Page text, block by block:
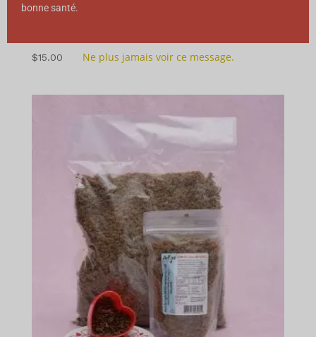
$15.00
bonne santé.
Ne plus jamais voir ce message.